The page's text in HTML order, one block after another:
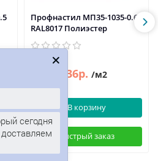
Профнастил МП35-1035-0.65
RAL8017 Полиэстер
536р. /м2
В корзину
Быстрый заказ
сегодня